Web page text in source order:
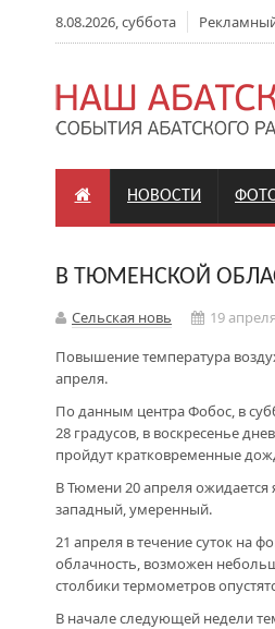
8.08.2026, суббота Рекламный
НОВОСТИ
В ТЮМЕНСКОЙ
Сельская новь
19
Повышение температура
апреля.
По данным центра Фобос, в
28 градусов, в воскресенье
пройдут кратковременные
В Тюмени 20 апреля
западный, умеренный.
21 апреля в течение суток на
облачность, возможен
столбики термометров
В начале следующей недели